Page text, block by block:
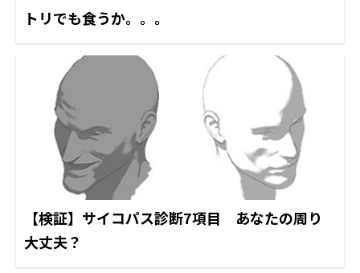
トリでも食うか。。。
【検証】サイコパス診断7項目 あなたの周り
大丈夫？